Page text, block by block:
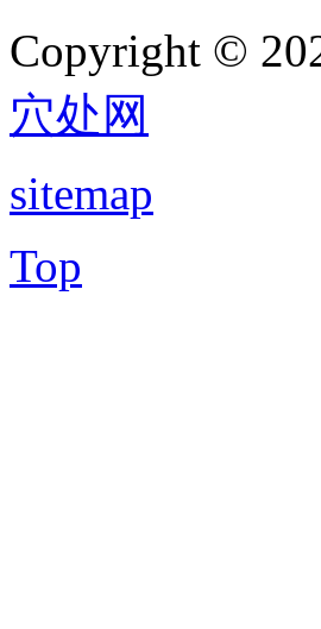
Copyright ©
穴处网
sitemap
Top